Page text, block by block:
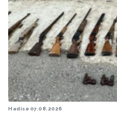
Hadisə 07.08.2026